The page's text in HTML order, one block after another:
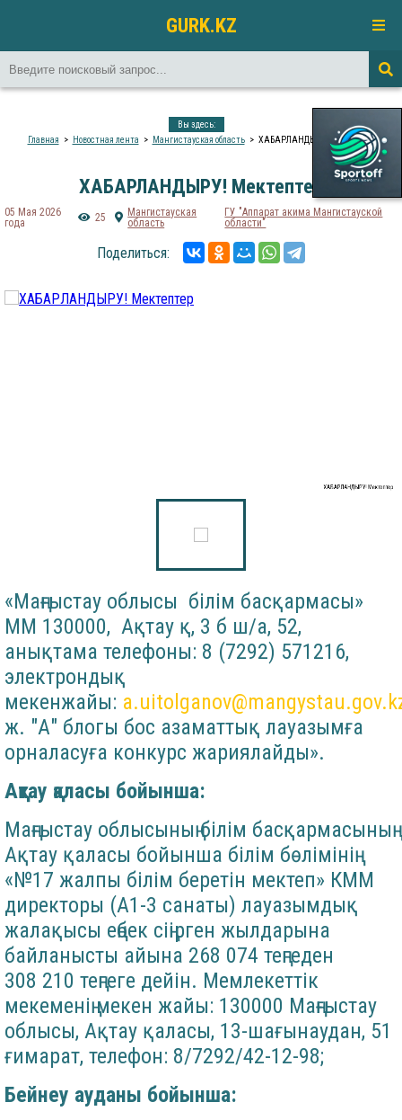
GURK.KZ
Вы здесь:
Главная
Новостная лента Мангистауская область ХАБАРЛАНДЫРУ! Мектептер
ХАБАРЛАНДЫРУ! Мектептер
05 Мая 2026
года
25
Мангистауская
область
ГУ "Аппарат акима Мангистауской
области"
Поделиться:
ХАБАРЛАНДЫРУ! Мектептер
«Маңғыстау облысы білім басқармасы»
ММ 130000, Ақтау қ, 3 б ш/а, 52,
анықтама телефоны: 8 (7292) 571216,
электрондық
мекенжайы:
ж. "А" блогы бос азаматтық лауазымға
орналасуға конкурс жариялайды».
Ақтау қаласы бойынша:
Маңғыстау облысының білім басқармасының
Ақтау қаласы бойынша білім бөлімінің
«№17 жалпы білім беретін мектеп» КММ
директоры (А1-3 санаты) лауазымдық
жалақысы еңбек сіңірген жылдарына
байланысты айына 268 074 теңгеден
308 210 теңгеге дейін. Мемлекеттік
мекеменің мекен жайы: 130000 Маңғыстау
облысы, Ақтау қаласы, 13-шағынаудан, 51
ғимарат, телефон: 8/7292/42-12-98;
Бейнеу ауданы бойынша: